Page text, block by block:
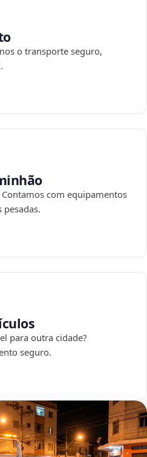
o transporte seguro,
com equipamentos
para outra cidade?
seguro.